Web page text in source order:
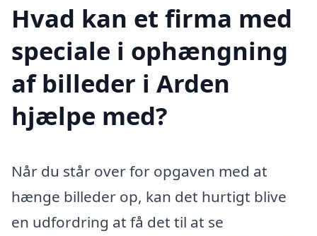
Hvad kan et firma med
speciale i ophængning
af billeder i Arden
hjælpe med?
Når du står over for opgaven med at
hænge billeder op, kan det hurtigt blive
en udfordring at få det til at se